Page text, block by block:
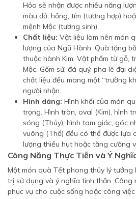
Hỏa sẽ nhận được nhiều năng
màu đỏ, hồng, tím (tương hợp)
mệnh Mộc (tương sinh).
Chất liệu: Vật liệu làm nên món
lượng của Ngũ Hành. Quà tặng
thuộc hành Kim. Vật phẩm từ gỗ,
Mộc. Gốm sứ, đá quý, pha lê đại
chất liệu đều mang một “trường
người nhận.
Hình dáng: Hình khối của món
trọng. Hình tròn, oval (Kim), hình
sóng (Thủy), hình tam giác, góc
vuông (Thổ) đều có thể được lựa
lượng thiếu hụt hoặc tăng cường
Công Năng Thực Tiễn và Ý
Một món quà Tết phong thủy lý
trị sử dụng và ý nghĩa tinh thần. Công
phục vụ cho cuộc sống hoặc công